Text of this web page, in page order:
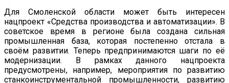
Для Смоленской области может быть интересен
нацпроект «Средства производства и автоматизации». В
советское время в регионе была создана сильная
промышленная база, которая постепенно отстала в
своём развитии. Теперь предпринимаются шаги по её
модернизации. В рамках данного нацпроекта
предусмотрены, например, мероприятия по развитию
станкоинструментальной промышленности, развитию